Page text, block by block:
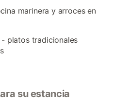
marinera y arroces en
platos tradicionales
su estancia